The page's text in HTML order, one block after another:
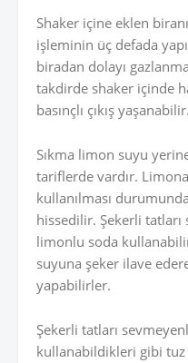
Shaker içine eklen
işleminin üç defada
biradan dolayı
takdirde shaker içinde
basınçlı çıkış yaşanabilir.
Sıkma limon suyu
tariflerde vardır.
kullanılması
hissedilir. Şekerli
limonlu soda
suyuna şeker ilave
yapabilirler.
Şekerli tatları
kullanabildikleri gibi tuz